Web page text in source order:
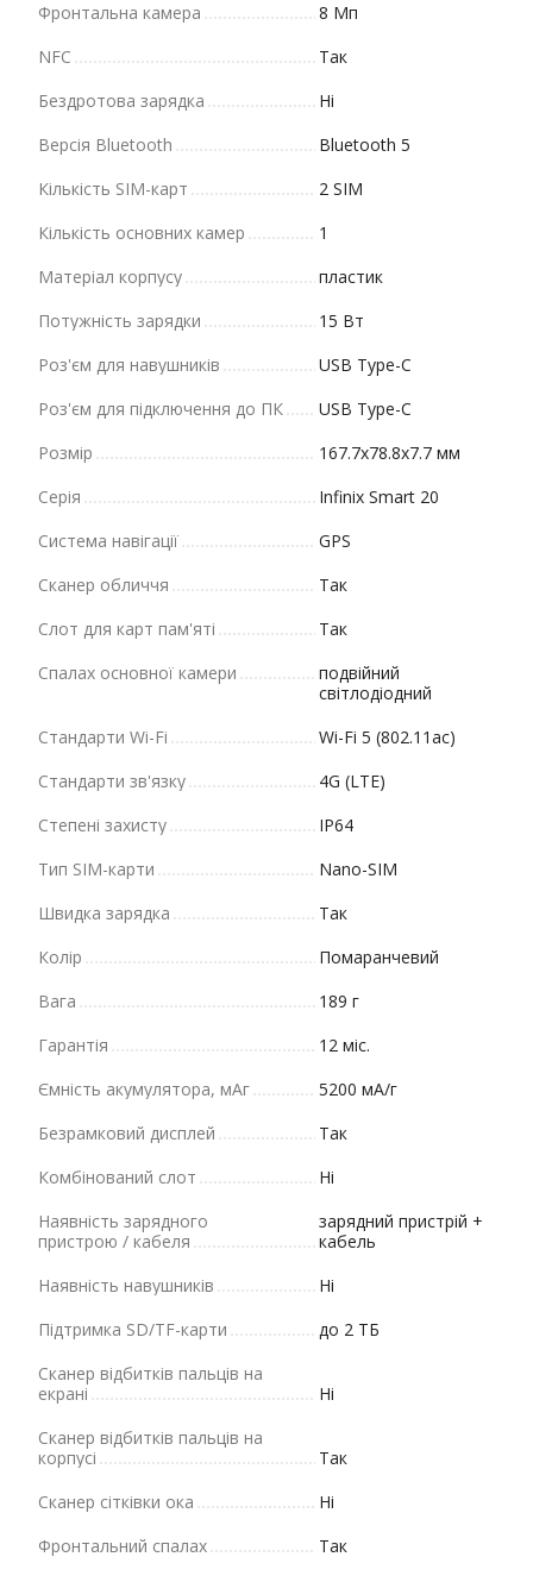
Фронтальна камера
8 Мп
NFC
Так
Бездротова зарядка
Ні
Версія Bluetooth
Bluetooth 5
Кількість SIM-карт
2 SIM
Кількість основних камер
1
Матеріал корпусу
пластик
Потужність зарядки
15 Вт
Роз'єм для навушників
USB Type-C
Роз'єм для підключення до ПК
USB Type-C
Розмір
167.7x78.8x7.7 мм
Серія
Infinix Smart 20
Система навігації
GPS
Сканер обличчя
Так
Слот для карт пам'яті
Так
Спалах основної камери
подвійний
світлодіодний
Стандарти Wi-Fi
Wi-Fi 5 (802.11ac)
Стандарти зв'язку
4G (LTE)
Степені захисту
IP64
Тип SIM-карти
Nano-SIM
Швидка зарядка
Так
Колір
Помаранчевий
Вага
189 г
Гарантія
12 міс.
Ємність акумулятора, мАг
5200 мА/г
Безрамковий дисплей
Так
Комбінований слот
Ні
Наявність зарядного
пристрою / кабеля
зарядний пристрій +
кабель
Наявність навушників
Ні
Підтримка SD/TF-карти
до 2 ТБ
Сканер відбитків пальців на
екрані
Ні
Сканер відбитків пальців на
корпусі
Так
Сканер сітківки ока
Ні
Фронтальний спалах
Так